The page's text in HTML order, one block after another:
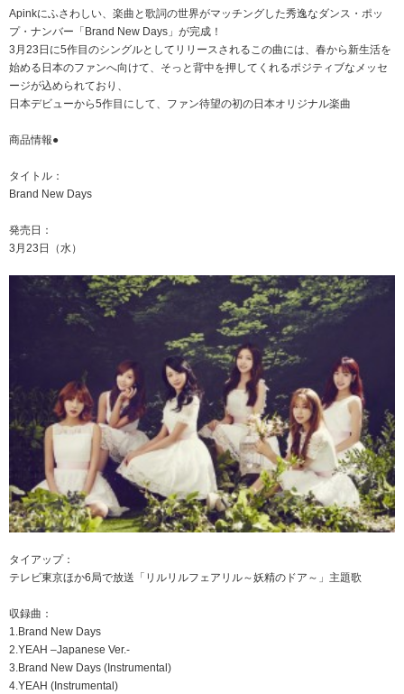
ファンクラブ限定コンテンツ
TOP
Apinkにふさわしい、楽曲と歌詞の世界がマッチングした秀逸なダンス・ポッ
プ・ナンバー「Brand New Days」が完成！
3月23日に5作目のシングルとしてリリースされるこの曲には、春から新生活を
始める日本のファンへ向けて、そっと背中を押してくれるポジティブなメッセ
ージが込められており、
日本デビューから5作目にして、ファン待望の初の日本オリジナル楽曲
商品情報●
タイトル：
Brand New Days
発売日：
3月23日（水）
タイアップ：
テレビ東京ほか6局で放送「リルリルフェアリル～妖精のドア～」主題歌
収録曲：
1.Brand New Days
2.YEAH –Japanese Ver.-
3.Brand New Days (Instrumental)
4.YEAH (Instrumental)